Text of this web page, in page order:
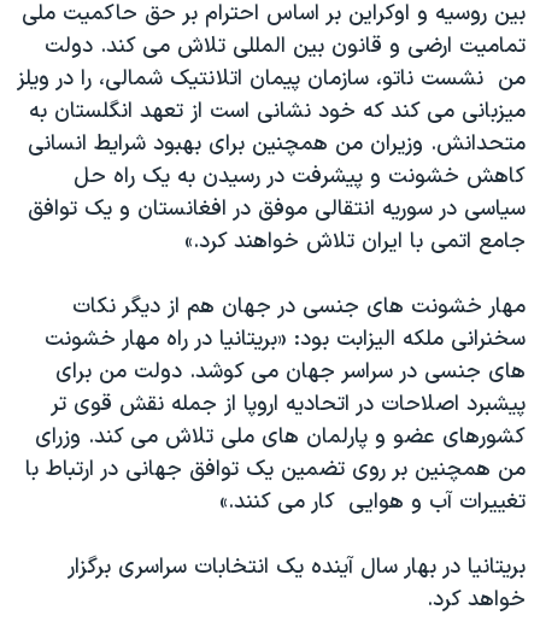
قانون شفافیت دارائی کادر رهبری ایران
اعتراضات مردمی آبان ۹۸
اسرائیل در جنگ
نرگس محمدی برنده جایزه نوبل صلح
همایش محافظه‌کاران آمریکا «سی‌پک»
صفحه‌های ویژه
بین روسیه و اوکراین​ بر اساس احترام بر حق حاکمیت ملی​
تمامیت ارضی و قانون بین المللی تلاش می کند. دولت
من ​ نشست ناتو،​ سازمان پیمان اتلانتیک شمالی​، را در ویلز
میزبانی می کند که خود نشانی است از تعهد انگلستان به
متحدانش. وزیران من همچنین برای بهبود شرایط انسانی​
کاهش خشونت و پیشرفت در رسیدن به یک راه حل
سیاسی در سوریه انتقالی موفق در افغانستان و یک توافق
جامع اتمی با ایران تلاش خواهند کرد.»
مهار خشونت های جنسی در جهان هم از دیگر نکات
سخنرانی ملکه الیزابت بود: «بریتانیا در راه مهار خشونت
های جنسی در سراسر جهان می کوشد. دولت من برای
پیشبرد اصلاحات در اتحادیه اروپا از جمله نقش قوی تر
کشورهای عضو و پارلمان های ملی تلاش می کند. وزرای
من همچنین بر روی تضمین یک توافق جهانی​ در ارتباط با
تغییرات آب و هوایی ​ کار می کنند.»
بریتانیا در بهار سال آینده یک انتخابات سراسری برگزار
خواهد کرد.